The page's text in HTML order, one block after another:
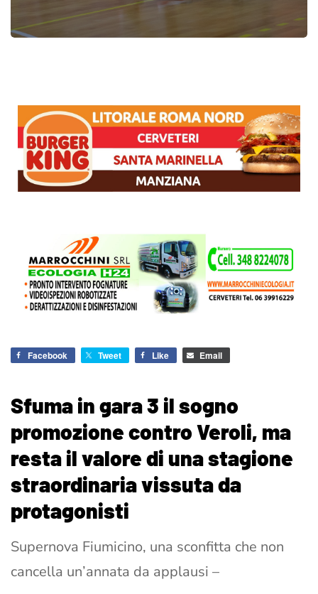
Facebook Tweet Like Email
Sfuma in gara 3 il sogno
promozione contro Veroli, ma
resta il valore di una stagione
straordinaria vissuta da
protagonisti
Supernova Fiumicino, una sconfitta che non
cancella un’annata da applausi –